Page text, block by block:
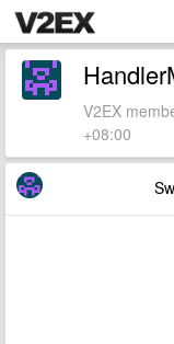
V2EX
+08:00